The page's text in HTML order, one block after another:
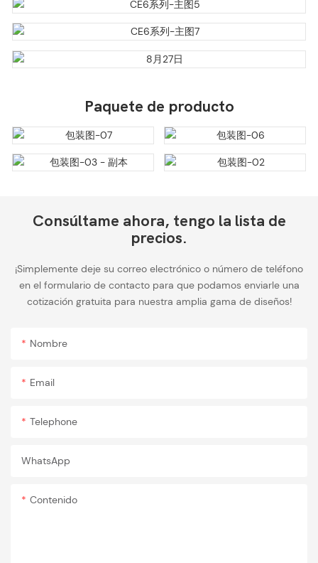
Paquete de producto
Consúltame ahora, tengo la lista de
precios.
¡Simplemente deje su correo electrónico o número de teléfono
en el formulario de contacto para que podamos enviarle una
cotización gratuita para nuestra amplia gama de diseños!
Nombre
Email
Telephone
WhatsApp
Contenido